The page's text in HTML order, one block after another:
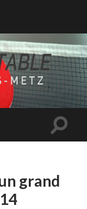
grand